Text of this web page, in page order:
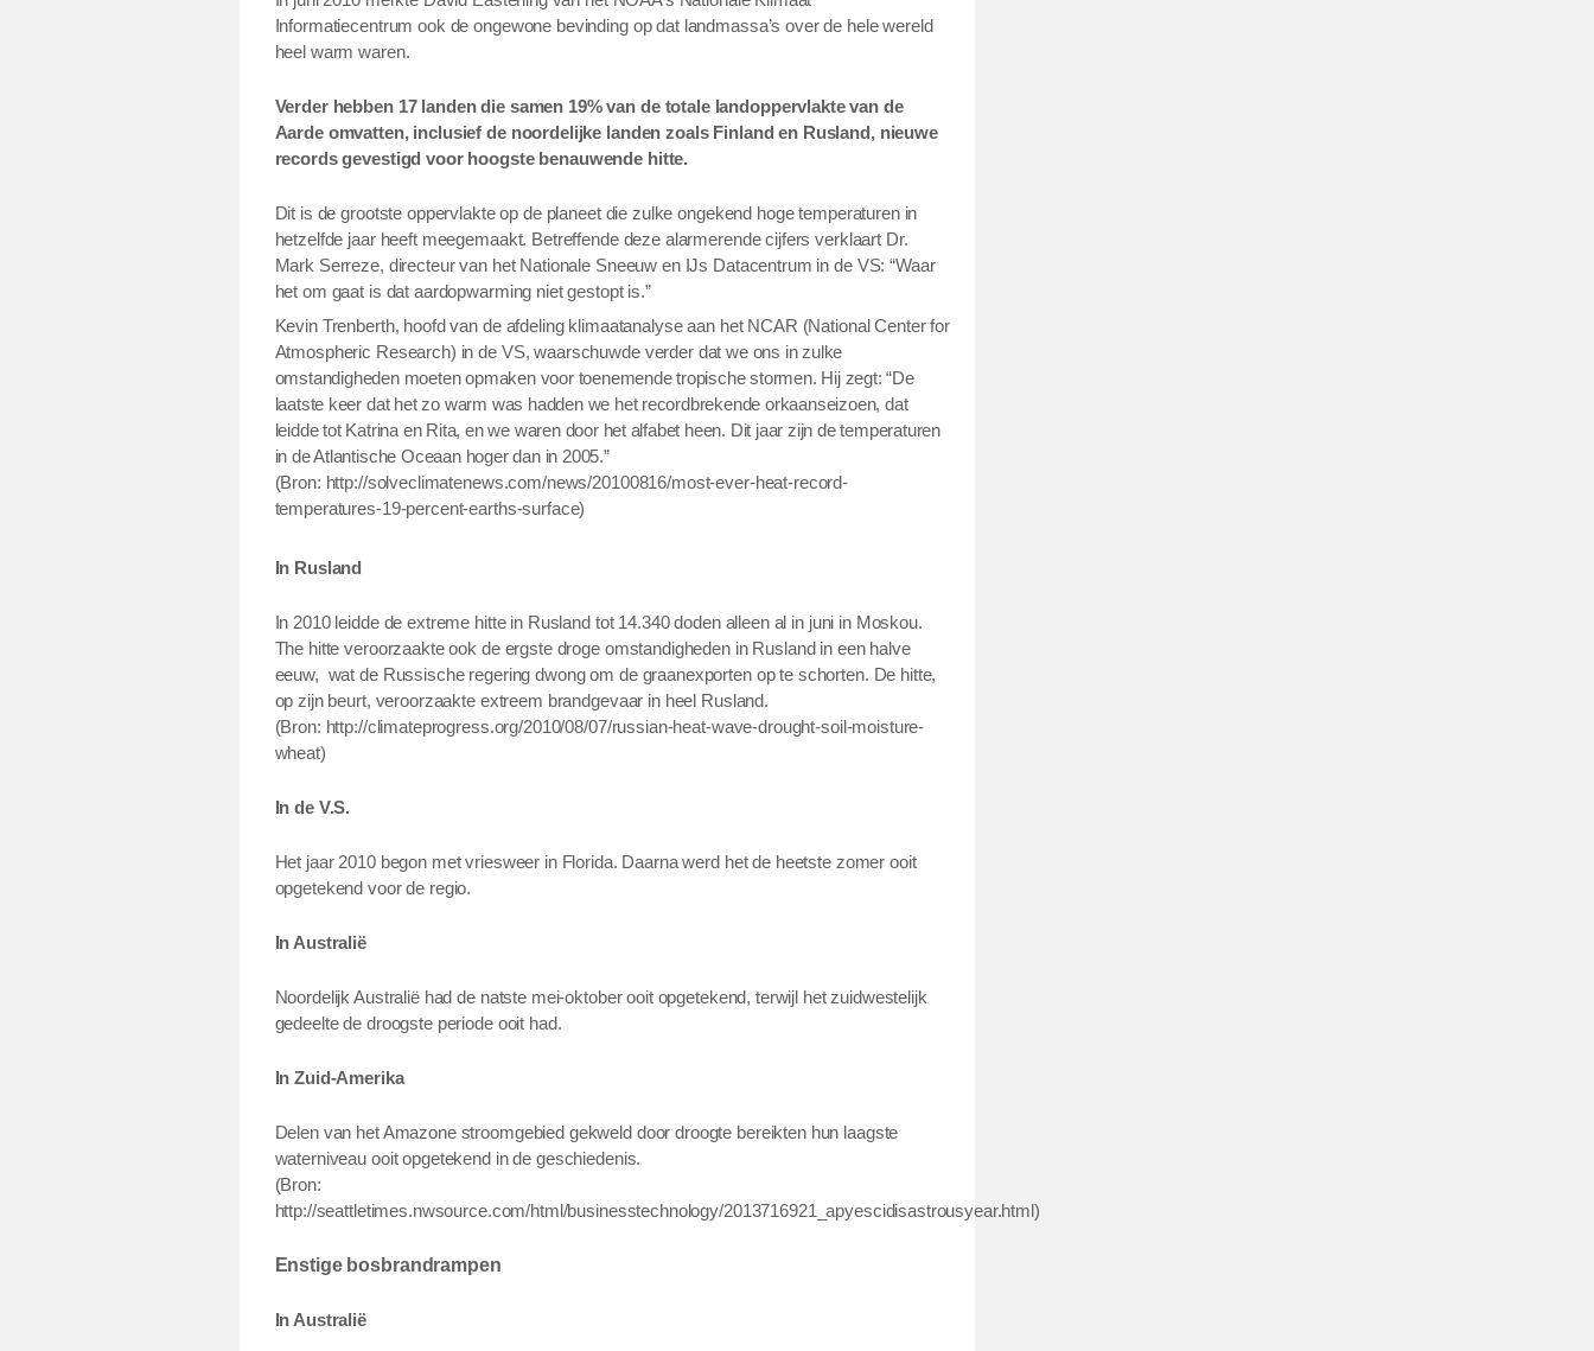
Informatiecentrum ook de ongewone bevinding op dat landmassa’s over de hele wereld
heel warm waren.
Verder hebben 17 landen die samen 19% van de totale landoppervlakte van de
Aarde omvatten, inclusief de noordelijke landen zoals Finland en Rusland, nieuwe
records gevestigd voor hoogste benauwende hitte.
Dit is de grootste oppervlakte op de planeet die zulke ongekend hoge temperaturen in
hetzelfde jaar heeft meegemaakt. Betreffende deze alarmerende cijfers verklaart Dr.
Mark Serreze, directeur van het Nationale Sneeuw en IJs Datacentrum in de VS: “Waar
het om gaat is dat aardopwarming niet gestopt is.”
Kevin Trenberth, hoofd van de afdeling klimaatanalyse aan het NCAR (National Center for
Atmospheric Research) in de VS, waarschuwde verder datwe ons in zulke
omstandigheden moeten opmaken voor toenemende tropische stormen. Hij zegt: “De
laatste keer dat het zo warm was hadden we het recordbrekende orkaanseizoen, dat
leidde tot Katrina en Rita, en we waren door het alfabet heen. Dit jaar zijn de temperaturen
in de Atlantische Oceaan hoger dan in 2005.”
(Bron: http://solveclimatenews.com/news/20100816/most-ever-heat-record-
temperatures-19-percent-earths-surface)
In Rusland
In 2010 leidde de extreme hitte in Rusland tot 14.340 doden alleen al in juni in Moskou.
The hitte veroorzaakte ook de ergste droge omstandigheden in Rusland in een halve
eeuw, wat de Russische regering dwong om de graanexporten op te schorten. De hitte,
op zijn beurt, veroorzaakte extreem brandgevaar in heel Rusland.
(Bron: http://climateprogress.org/2010/08/07/russian-heat-wave-drought-soil-moisture-
wheat)
In de V.S.
Het jaar 2010 begon met vriesweer in Florida. Daarna werd het de heetste zomer ooit
opgetekend voor de regio.
In Australië
Noordelijk Australië had de natste mei-oktober ooit opgetekend, terwijl het zuidwestelijk
gedeelte de droogste periode ooit had.
In Zuid-Amerika
Delen van het Amazone stroomgebied gekweld door droogte bereikten hun laagste
waterniveau ooit opgetekend in de geschiedenis.
(Bron:
http://seattletimes.nwsource.com/html/businesstechnology/2013716921_apyescidisastrousyear.html)
Enstige bosbrandrampen
In Australië